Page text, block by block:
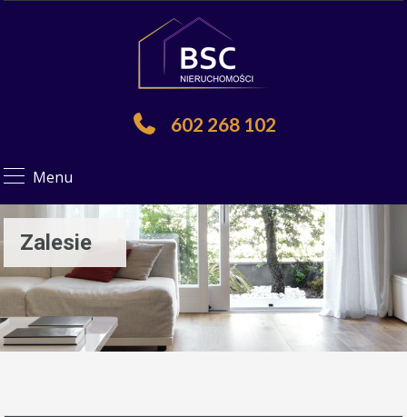
602 268 102
Menu
Zalesie